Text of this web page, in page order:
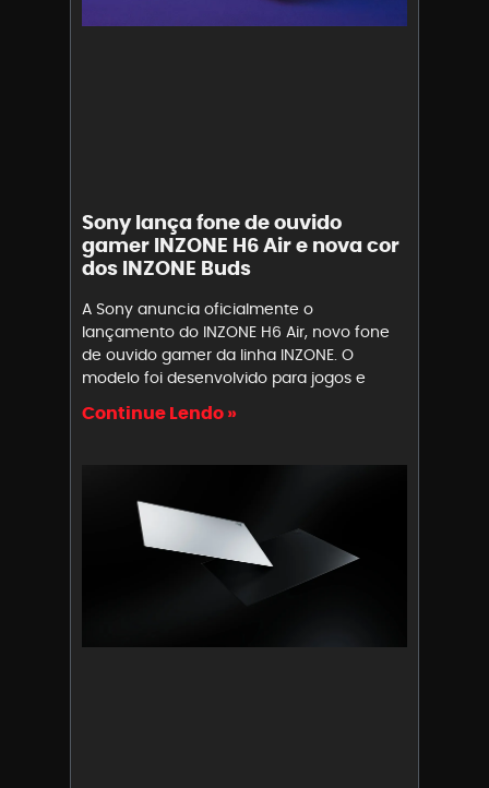
Sony lança fone de ouvido
gamer INZONE H6 Air e nova cor
dos INZONE Buds
A Sony anuncia oficialmente o
lançamento do INZONE H6 Air, novo fone
de ouvido gamer da linha INZONE. O
modelo foi desenvolvido para jogos e
Continue Lendo »